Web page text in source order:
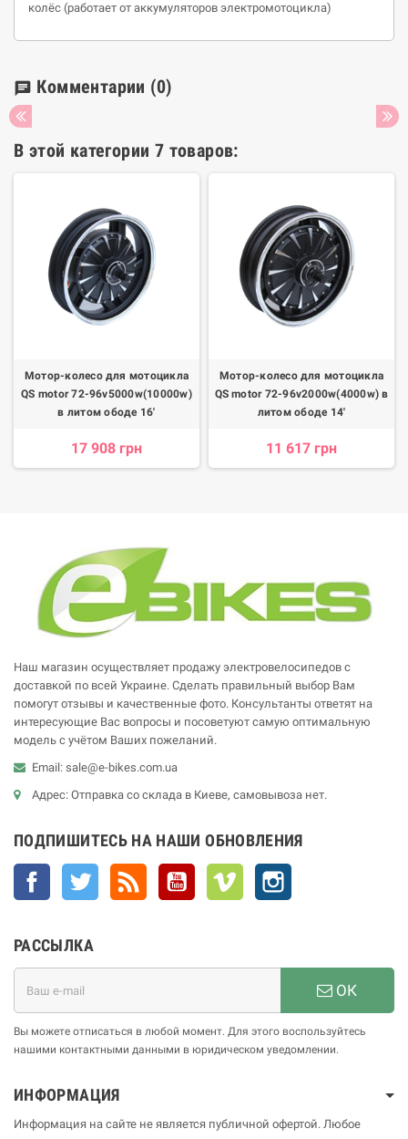
колёс (работает от аккумуляторов электромотоцикла)
chat Комментарии (0)
В этой категории 7 товаров:
Мотор-колесо для мотоцикла
QS motor 72-96v5000w(10000w)
в литом ободе 16'
17 908 грн
Мотор-колесо для мотоцикла
QS motor 72-96v2000w(4000w) в
литом ободе 14'
11 617 грн
Наш магазин осуществляет продажу электровелосипедов с
доставкой по всей Украине. Сделать правильный выбор Вам
помогут отзывы и качественные фото. Консультанты ответят на
интересующие Вас вопросы и посоветуют самую оптимальную
модель с учётом Ваших пожеланий.
Email: sale@e-bikes.com.ua
Адрес: Отправка со склада в Киеве, самовывоза нет.
ПОДПИШИТЕСЬ НА НАШИ ОБНОВЛЕНИЯ
Facebook Twitter YouTube Vimeo
РАССЫЛКА
ОК
Вы можете отписаться в любой момент. Для этого воспользуйтесь
нашими контактными данными в юридическом уведомлении.
ИНФОРМАЦИЯ
Информация на сайте не является публичной офертой. Любое